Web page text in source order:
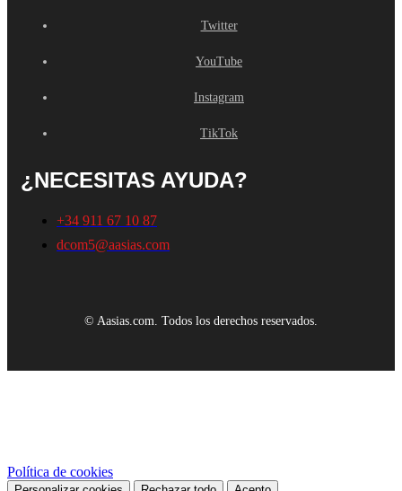
Twitter
YouTube
Instagram
TikTok
¿NECESITAS AYUDA?
+34 911 67 10 87
dcom5@aasias.com
© Aasias.com. Todos los derechos reservados.
Política de cookies